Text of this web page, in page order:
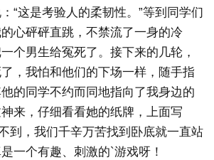
“这是考验人的柔韧性。”等到同学们
心砰砰直跳，不禁流了一身的冷
个男生给冤死了。接下来的几轮，
，我怕和他们的下场一样，随手指
的同学不约而同地指向了我身边的
来，仔细看看她的纸牌，上面写
到，我们千辛万苦找到卧底就一直站
一个有趣、刺激的`游戏呀！